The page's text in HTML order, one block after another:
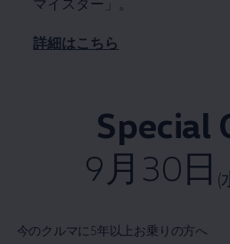
詳細はこちら
Special
9月30日 (
今のクルマに5年以上お乗りの方へ